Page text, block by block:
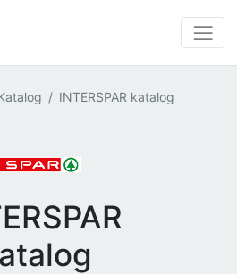
INTERSPAR katalog